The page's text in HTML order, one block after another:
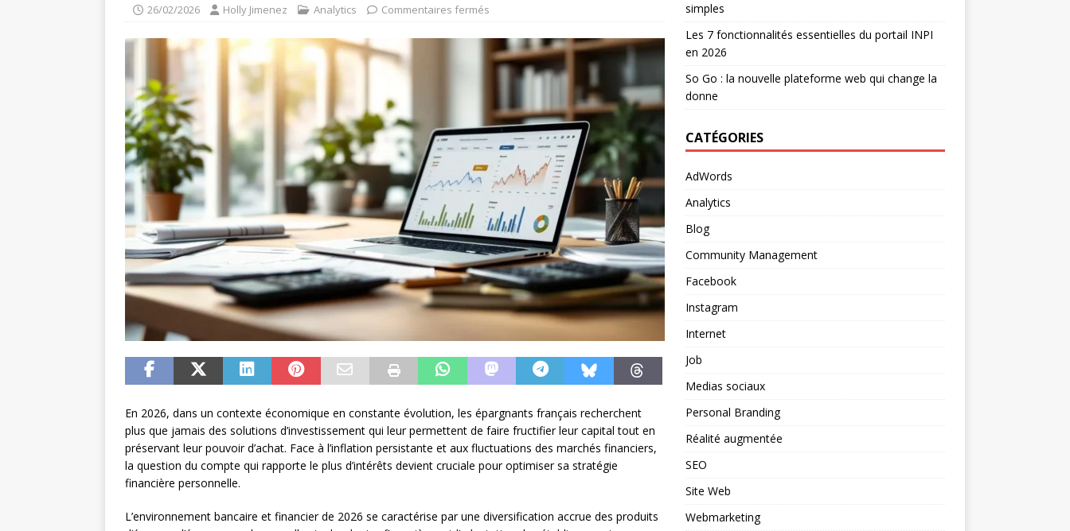
26/02/2026 Holly Jimenez Analytics Commentaires fermés
En 2026, dans un contexte économique en constante évolution, les épargnants français recherchent
plus que jamais des solutions d’investissement qui leur permettent de faire fructifier leur capital tout en
préservant leur pouvoir d’achat. Face à l’inflation persistante et aux fluctuations des marchés financiers,
la question du compte qui rapporte le plus d’intérêts devient cruciale pour optimiser sa stratégie
financière personnelle.
L’environnement bancaire et financier de 2026 se caractérise par une diversification accrue des produits
simples
Les 7 fonctionnalités essentielles du portail INPI
en 2026
So Go : la nouvelle plateforme web qui change la
donne
CATÉGORIES
AdWords
Analytics
Blog
Community Management
Facebook
Instagram
Internet
Job
Medias sociaux
Personal Branding
Réalité augmentée
SEO
Site Web
Webmarketing